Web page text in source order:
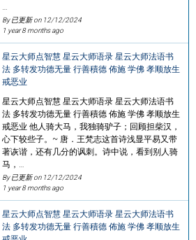
By 已更新 on 12/12/2024
1 year 8 months ago
星云大师点智慧 星云大师语录 星云大师法语书
法 多转发功德无量 行善積德 佈施 学佛 孝顺放生
戒恶业
星云大师点智慧 星云大师语录 星云大师法语书
法 多转发功德无量 行善積德 佈施 学佛 孝顺放生
戒恶业 他人骑大马，我独骑驴子；回顾担柴汉，
心下较些子。~ 唐．王梵志这首诗浅显平易又带
著诙谐，还有几分的讽刺。诗中说，看到别人骑
马，…
By 已更新 on 12/12/2024
1 year 8 months ago
星云大师点智慧 星云大师语录 星云大师法语书
法 多转发功德无量 行善積德 佈施 学佛 孝顺放生